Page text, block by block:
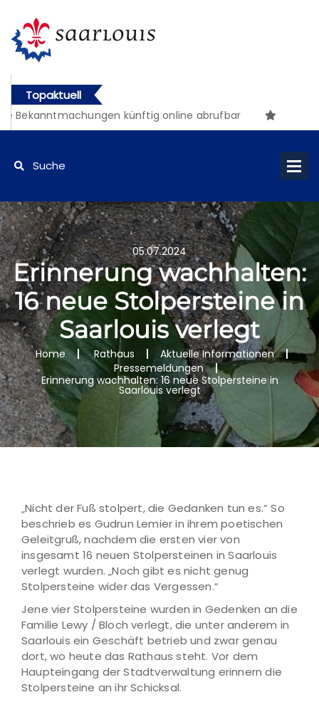
Topaktuell
künftig online abrufbar
05.07.2024
Erinnerung wachhalten:
16 neue Stolpersteine in
Saarlouis verlegt
Home Rathaus
Aktuelle Informationen
Pressemeldungen
Erinnerung wachhalten: 16 neue Stolpersteine in
Saarlouis verlegt
„Nicht der Fuß stolpert, die Gedanken tun es.“ So
beschrieb es Gudrun Lemier in ihrem poetischen
Geleitgruß, nachdem die ersten vier von
insgesamt 16 neuen Stolpersteinen in Saarlouis
verlegt wurden. „Noch gibt es nicht genug
Stolpersteine wider das Vergessen.“
Jene vier Stolpersteine wurden in Gedenken an die
Familie Lewy / Bloch verlegt, die unter anderem in
Saarlouis ein Geschäft betrieb und zwar genau
dort, wo heute das Rathaus steht. Vor dem
Haupteingang der Stadtverwaltung erinnern die
Stolpersteine an ihr Schicksal.